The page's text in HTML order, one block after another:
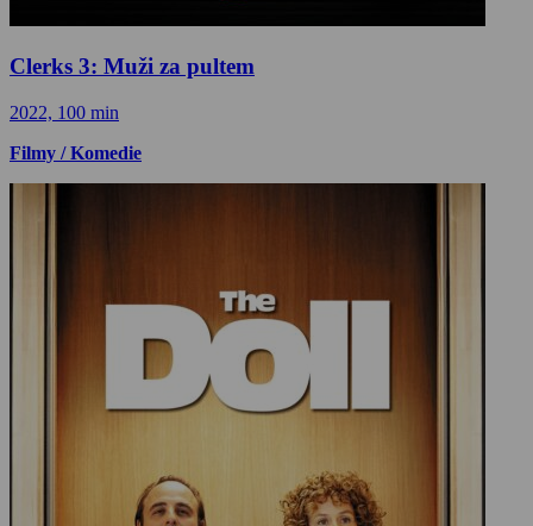
Clerks 3: Muži za pultem
2022, 100 min
Filmy / Komedie